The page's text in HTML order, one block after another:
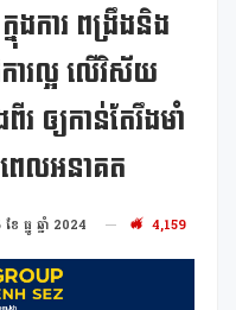
នុងការ ពង្រឹងនិង
ារល្អ លើវិស័យ
រ ឲ្យកាន់តែរឹងមាំ
េលអនាគត
ខែ ធ្នូ ឆ្នាំ 2024 4,159